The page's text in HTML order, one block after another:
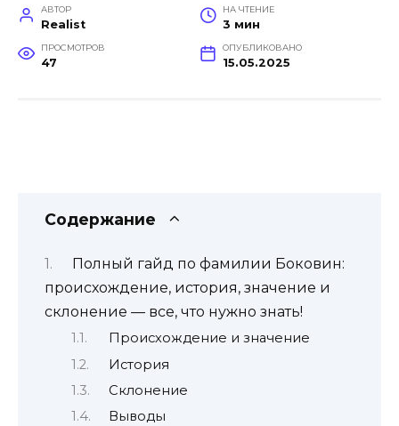
АВТОР
Realist
НА ЧТЕНИЕ
3 мин
ПРОСМОТРОВ
47
ОПУБЛИКОВАНО
15.05.2025
Содержание
Полный гайд по фамилии Боковин:
происхождение, история, значение и
склонение — все, что нужно знать!
Происхождение и значение
История
Склонение
Выводы